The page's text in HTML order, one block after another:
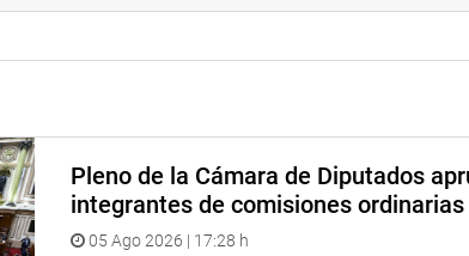
con 17 votos a favor y 2 abstenciones, el
crea la Universidad Nacional Autónoma de
y 6 abstenciones se aprobó por mayoría el
CR, Ley que declara el 30 de julio de cada año
Pleno de la Cámara de Diputados
integrantes de comisiones ordinarias
05 Ago 2026 | 17:28 h